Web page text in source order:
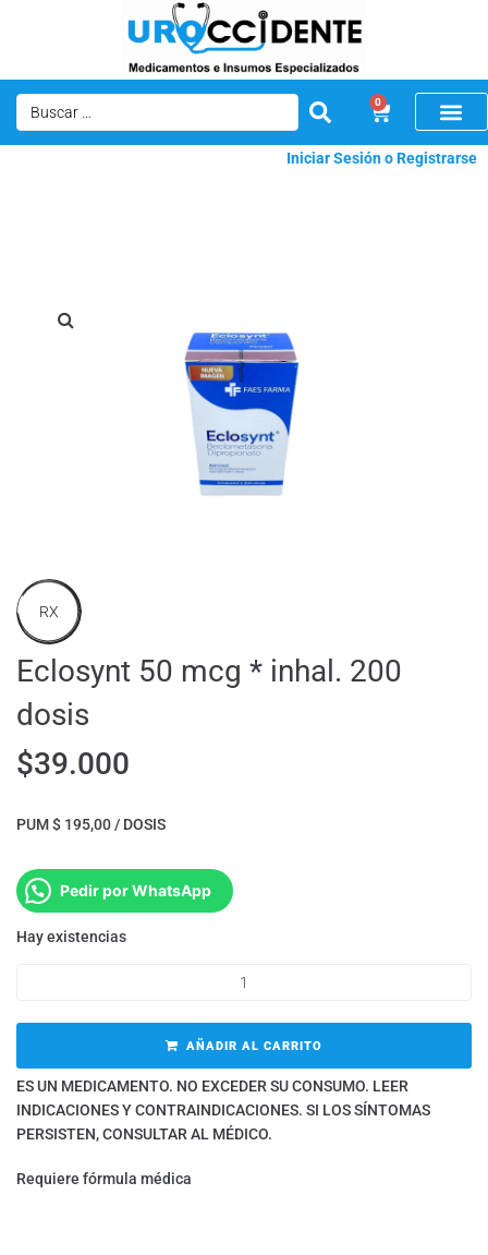
0
Iniciar Sesión o Registrarse
RX
Eclosynt 50 mcg * inhal. 200
dosis
$39.000
PUM $ 195,00 / DOSIS
Pedir por WhatsApp
Hay existencias
AÑADIR AL CARRITO
ES UN MEDICAMENTO. NO EXCEDER SU CONSUMO. LEER
INDICACIONES Y CONTRAINDICACIONES. SI LOS SÍNTOMAS
PERSISTEN, CONSULTAR AL MÉDICO.
Requiere fórmula médica